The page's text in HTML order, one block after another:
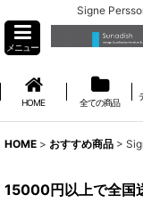
Signe
メニュー
HOME 全ての商品
HOME > おすすめ商品 >
15000円以上で全国